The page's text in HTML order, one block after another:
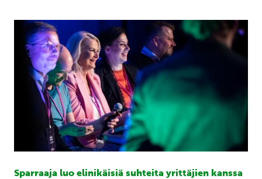
Sparraaja luo elinikäisiä suhteita yrittäjien kanssa